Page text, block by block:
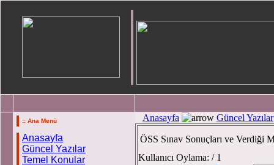
:: Ana Menü
Anasayfa
Güncel Yazılar
Temel Konular
Anasayfa Güncel Yazılar
ÖSS Sınav Sonuçları ve Verdiği
Kullanıcı Oylama: / 1